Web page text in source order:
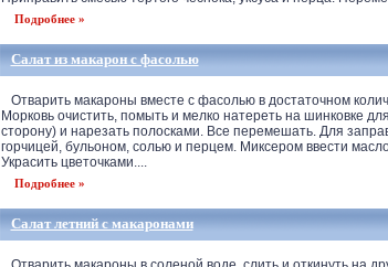
Подробнее »
Салат из макарон с фасолью
Отварить макароны вместе с фасолью в достаточном
Морковь очистить, помыть и мелко натереть на шинковке
сторону) и нарезать полосками. Все перемешать. Для
горчицей, бульоном, солью и перцем. Миксером ввести
Украсить цветочками....
Подробнее »
Салат летний с макаронами